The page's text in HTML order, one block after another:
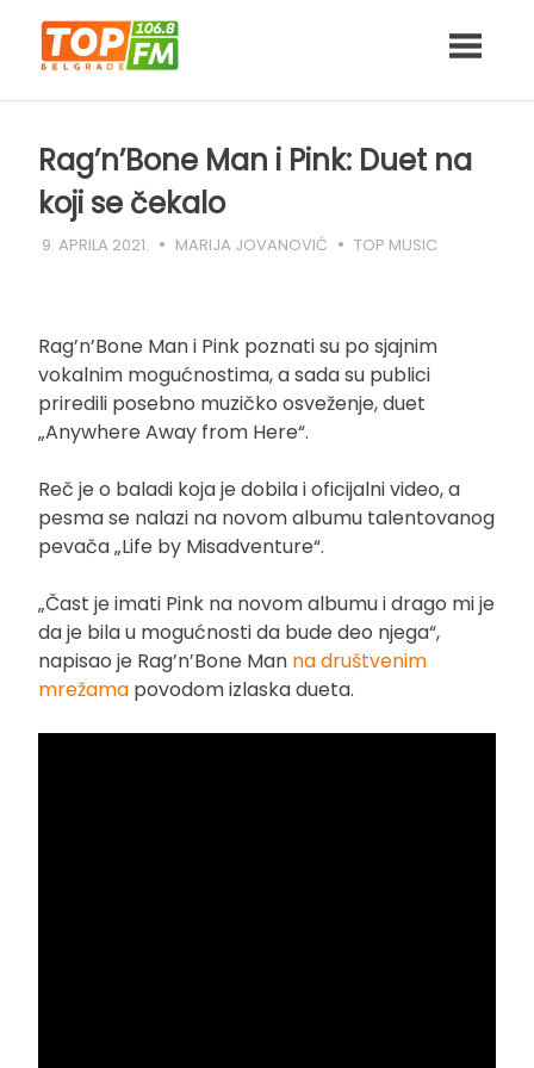
content
Rag’n’Bone Man i Pink: Duet na
koji se čekalo
9. APRILA 2021. MARIJA JOVANOVIĆ TOP MUSIC
Rag’n’Bone Man i Pink poznati su po sjajnim
vokalnim mogućnostima, a sada su publici
priredili posebno muzičko osveženje, duet
„Anywhere Away from Here“.
Reč je o baladi koja je dobila i oficijalni video, a
pesma se nalazi na novom albumu talentovanog
pevača „Life by Misadventure“.
„Čast je imati Pink na novom albumu i drago mi je
da je bila u mogućnosti da bude deo njega“,
napisao je Rag’n’Bone Man na društvenim
mrežama povodom izlaska dueta.